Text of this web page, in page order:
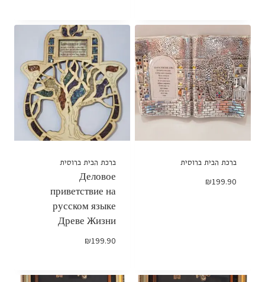
ברכת הבית ברוסית
₪199.90
ברכת הבית ברוסית
Деловое
приветствие на
русском языке
Древе Жизни
₪199.90